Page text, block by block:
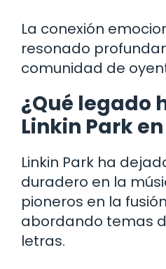
La conexión
resonado
comunidad de
¿Qué legado
Linkin Park
Linkin Park ha
duradero en la
pioneros en la
abordando temas
letras.